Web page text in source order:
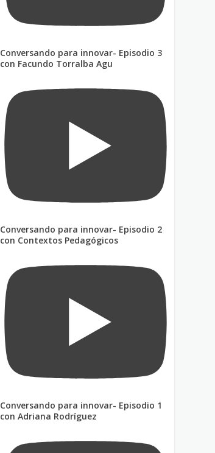
Conversando para innovar- Episodio 3
con Facundo Torralba Agu
Conversando para innovar- Episodio 2
con Contextos Pedagógicos
Conversando para innovar- Episodio 1
con Adriana Rodríguez